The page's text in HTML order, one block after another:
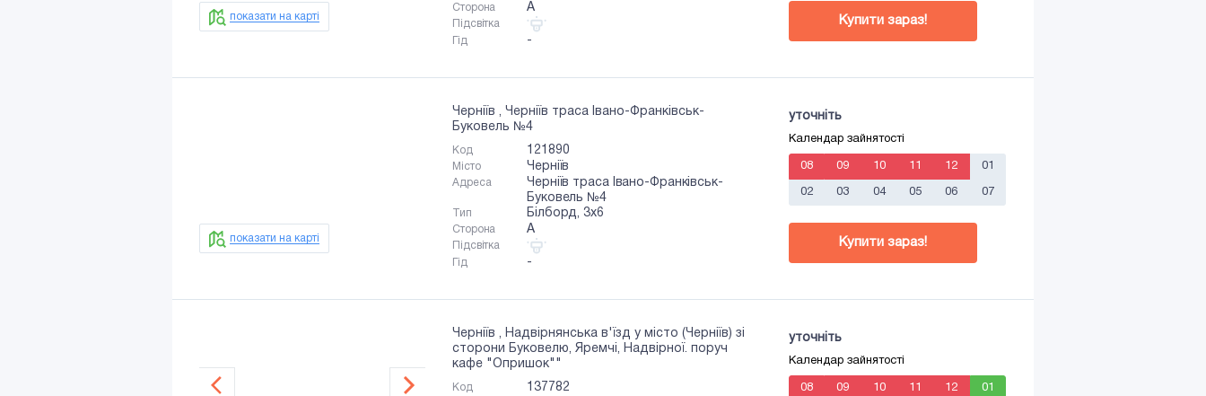
показати на карті
Сторона A
Підсвітка
Гід
-
Купити зараз!
показати на карті
Черніїв , Черніїв траса Івано-Франківськ-
Буковель №4
Код 121890
Місто Черніїв
Адреса
Черніїв траса Івано-Франківськ-
Буковель №4
Тип Білборд, 3х6
Сторона A
Підсвітка
Гід
-
уточніть
Календар зайнятості
08 09 10 11 12 01
02 03 04 05 06 07
Купити зараз!
Черніїв , Надвірнянська в'їзд у місто (Черніїв) зі
сторони Буковелю, Яремчі, Надвірної. поруч
кафе "Опришок""
Код 137782
уточніть
Календар зайнятості
08 09 10 11 12 01